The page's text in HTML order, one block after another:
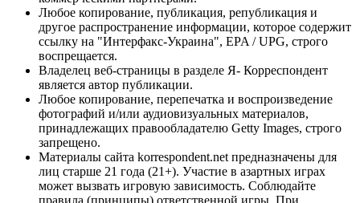
Любое копирование, публикация, републикация и
другое распространение информации, которое содержит
ссылку на "Интерфакс-Украина", EPA / UPG, строго
воспрещается.
Владелец веб-страницы в разделе Я- Корреспондент
является автор публикации.
Любое копирование, перепечатка и воспроизведение
фотографий и/или аудиовизуальных материалов,
принадлежащих правообладателю Getty Images, строго
запрещено.
Материалы сайта korrespondent.net предназначены для
лиц старше 21 года (21+). Участие в азартных играх
может вызвать игровую зависимость. Соблюдайте
правила (принципы) ответственной игры. При